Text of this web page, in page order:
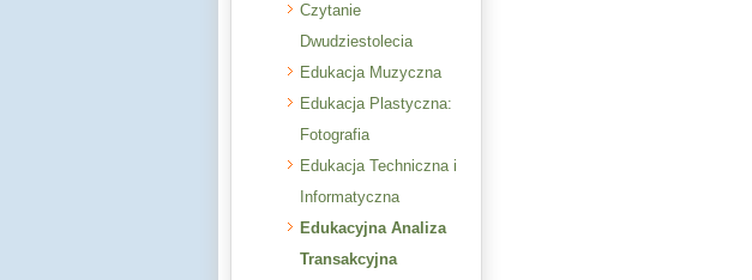
Czytanie
Dwudziestolecia
Edukacja Muzyczna
Edukacja Plastyczna:
Fotografia
Edukacja Techniczna i
Informatyczna
Edukacyjna Analiza
Transakcyjna